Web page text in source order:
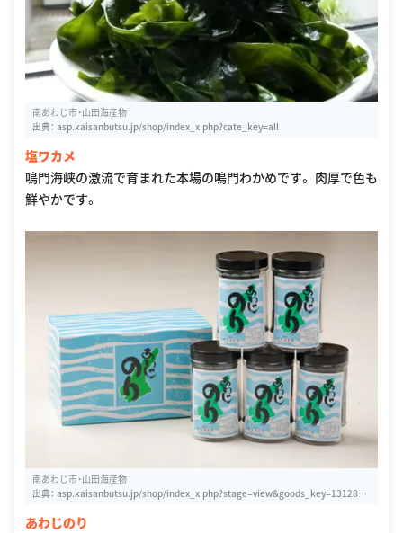
南あわじ市・山田海産物
出典： asp.kaisanbutsu.jp/shop/index_x.php?cate_key=all
塩ワカメ
鳴門海峡の激流で育まれた本場の鳴門わかめです。 肉厚で色も
鮮やかです。
南あわじ市・山田海産物
出典： asp.kaisanbutsu.jp/shop/index_x.php?stage=view&goods_key=1312851
あわじのり